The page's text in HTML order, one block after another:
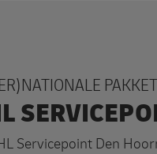
Servicepoint Den